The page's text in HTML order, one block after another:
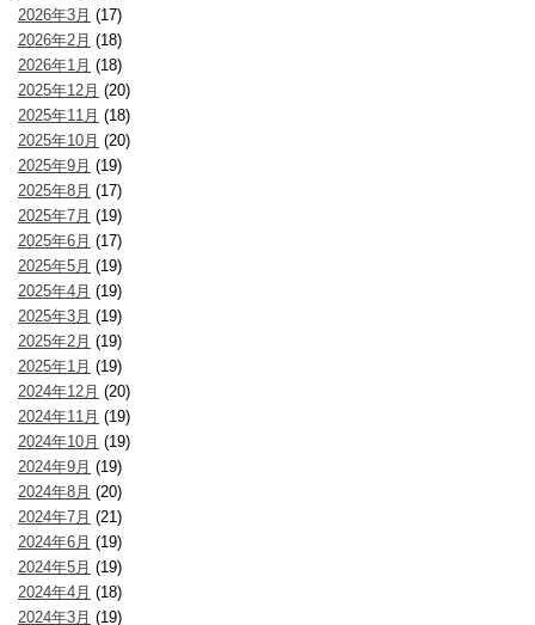
2026年3月 (17)
2026年2月 (18)
2026年1月 (18)
2025年12月 (20)
2025年11月 (18)
2025年10月 (20)
2025年9月 (19)
2025年8月 (17)
2025年7月 (19)
2025年6月 (17)
2025年5月 (19)
2025年4月 (19)
2025年3月 (19)
2025年2月 (19)
2025年1月 (19)
2024年12月 (20)
2024年11月 (19)
2024年10月 (19)
2024年9月 (19)
2024年8月 (20)
2024年7月 (21)
2024年6月 (19)
2024年5月 (19)
2024年4月 (18)
2024年3月 (19)